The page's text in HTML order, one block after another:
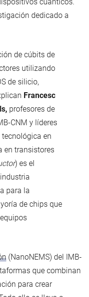
dedicado a
de cúbits de
utilizando
de silicio,
Francesc
profesores de
CNM y líderes
en
en transistores
) es el
para la
de chips que
(NanoNEMS) del IMB-
que combinan
para crear